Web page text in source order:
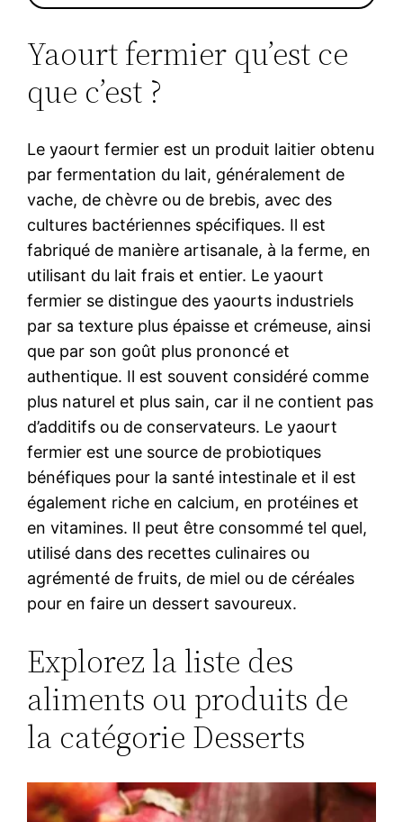
Yaourt fermier qu’est ce
que c’est ?
Le yaourt fermier est un produit laitier obtenu
par fermentation du lait, généralement de
vache, de chèvre ou de brebis, avec des
cultures bactériennes spécifiques. Il est
fabriqué de manière artisanale, à la ferme, en
utilisant du lait frais et entier. Le yaourt
fermier se distingue des yaourts industriels
par sa texture plus épaisse et crémeuse, ainsi
que par son goût plus prononcé et
authentique. Il est souvent considéré comme
plus naturel et plus sain, car il ne contient pas
d’additifs ou de conservateurs. Le yaourt
fermier est une source de probiotiques
bénéfiques pour la santé intestinale et il est
également riche en calcium, en protéines et
en vitamines. Il peut être consommé tel quel,
utilisé dans des recettes culinaires ou
agrémenté de fruits, de miel ou de céréales
pour en faire un dessert savoureux.
Explorez la liste des
aliments ou produits de
la catégorie Desserts